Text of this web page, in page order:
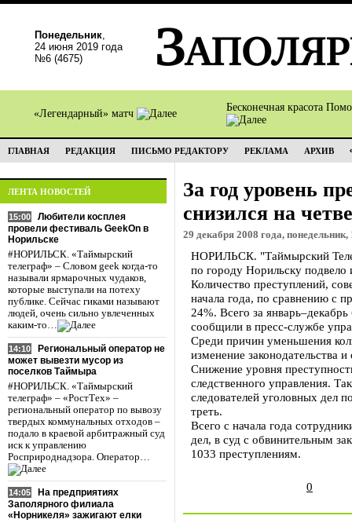
Понедельник,
24 июня 2019 года
№6 (4675)
«Легендарный» матч
Бесконечная красота
ГЛАВНАЯ РЕДАКЦИЯ ПИСЬМО РЕДАКТОРУ РЕКЛАМА АРХИВ
ЛЕНТА НОВОСТЕЙ
15:00
Любители косплея
провели фестиваль GeekOn в
Норильске
#НОРИЛЬСК. «Таймырский
телеграф» – Словом geek когда-то
называли ярмарочных чудаков,
которые выступали на потеху
публике. Сейчас гиками называют
людей, очень сильно увлеченных
каким-то…
14:10
Региональный оператор не
может вывезти мусор из
поселков Таймыра
#НОРИЛЬСК. «Таймырский
телеграф» – «РостТех» –
региональный оператор по вывозу
твердых коммунальных отходов –
подало в краевой арбитражный суд
иск к управлению
Росприроднадзора. Оператор…
14:05
На предприятиях
Заполярного филиала
«Норникеля» зажигают елки
За год уровень
снизился на
29 декабря 2008 года, понедельник,
НОРИЛЬСК. "Таймырский
по городу Норильску подвело
Количество преступлений,
начала года, по сравнению с
24%. Всего за
сообщили в пресс-службе
Среди причин уменьшения
изменение законодательства
Снижение уровня
следственного управления.
следователей уголовных дел
треть.
Всего с начала года
дел, в суд с обвинительным
1033 преступлениям.
0